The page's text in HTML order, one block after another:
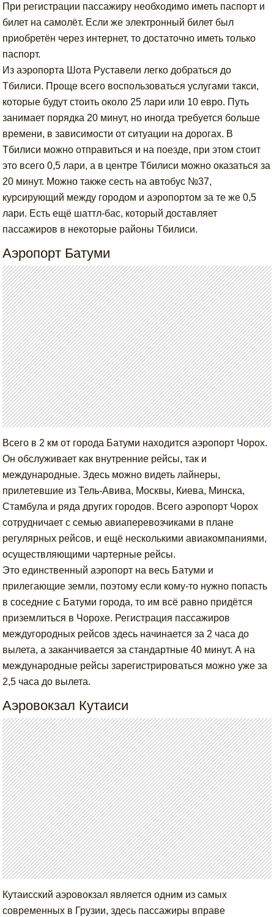
При регистрации пассажиру необходимо иметь паспорт и
билет на самолёт. Если же электронный билет был
приобретён через интернет, то достаточно иметь только
паспорт.
Из аэропорта Шота Руставели легко добраться до
Тбилиси. Проще всего воспользоваться услугами такси,
которые будут стоить около 25 лари или 10 евро. Путь
занимает порядка 20 минут, но иногда требуется больше
времени, в зависимости от ситуации на дорогах. В
Тбилиси можно отправиться и на поезде, при этом стоит
это всего 0,5 лари, а в центре Тбилиси можно оказаться за
20 минут. Можно также сесть на автобус №37,
курсирующий между городом и аэропортом за те же 0,5
лари. Есть ещё шаттл-бас, который доставляет
пассажиров в некоторые районы Тбилиси.
Аэропорт Батуми
Всего в 2 км от города Батуми находится аэропорт Чорох.
Он обслуживает как внутренние рейсы, так и
международные. Здесь можно видеть лайнеры,
прилетевшие из Тель-Авива, Москвы, Киева, Минска,
Стамбула и ряда других городов. Всего аэропорт Чорох
сотрудничает с семью авиаперевозчиками в плане
регулярных рейсов, и ещё несколькими авиакомпаниями,
осуществляющими чартерные рейсы.
Это единственный аэропорт на весь Батуми и
прилегающие земли, поэтому если кому-то нужно попасть
в соседние с Батуми города, то им всё равно придётся
приземлиться в Чорохе. Регистрация пассажиров
междугородных рейсов здесь начинается за 2 часа до
вылета, а заканчивается за стандартные 40 минут. А на
международные рейсы зарегистрироваться можно уже за
2,5 часа до вылета.
Аэровокзал Кутаиси
Кутаисский аэровокзал является одним из самых
современных в Грузии, здесь пассажиры вправе